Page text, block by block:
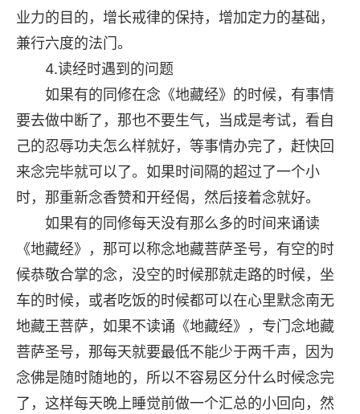
业力的目的，增长戒律的保持，增加定力的基础，
兼行六度的法门。
4.读经时遇到的问题
如果有的同修在念《地藏经》的时候，有事情
要去做中断了，那也不要生气，当成是考试，看自
己的忍辱功夫怎么样就好，等事情办完了，赶快回
来念完毕就可以了。如果时间隔的超过了一个小
时，那重新念香赞和开经偈，然后接着念就好。
如果有的同修每天没有那么多的时间来诵读
《地藏经》，那可以称念地藏菩萨圣号，有空的时
候恭敬合掌的念，没空的时候那就走路的时候，坐
车的时候，或者吃饭的时候都可以在心里默念南无
地藏王菩萨，如果不读诵《地藏经》，专门念地藏
菩萨圣号，那每天就要最低不能少于两千声，因为
念佛是随时随地的，所以不容易区分什么时候念完
了，这样每天晚上睡觉前做一个汇总的小回向，然